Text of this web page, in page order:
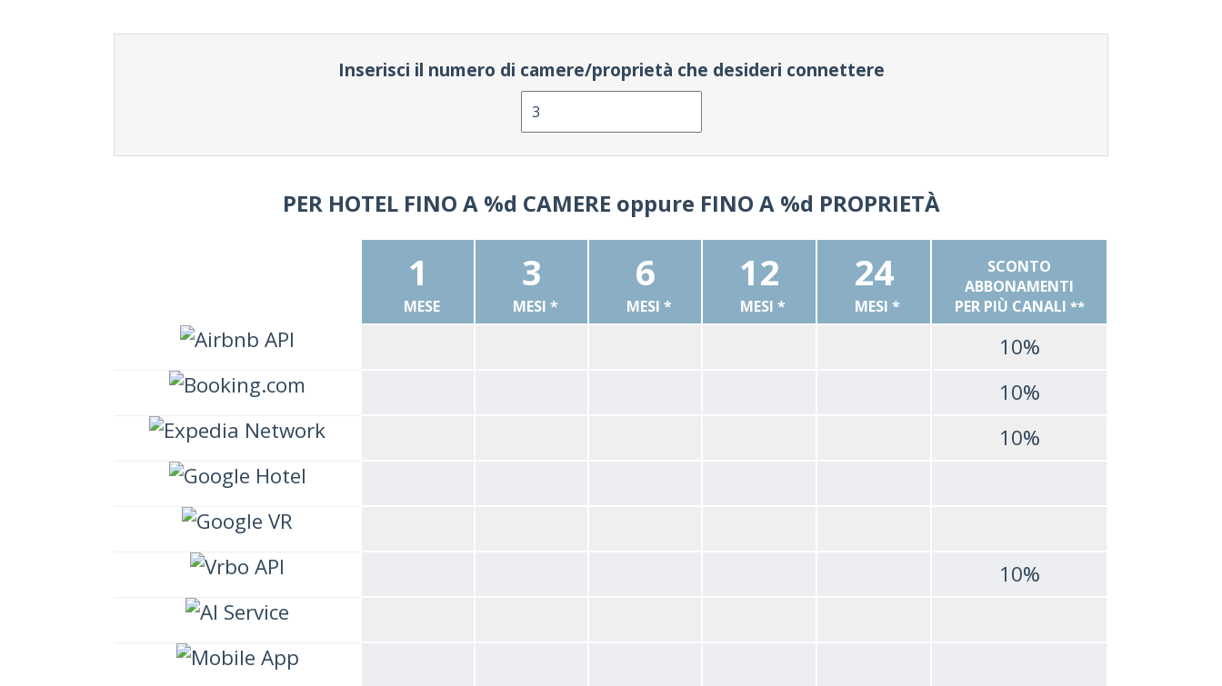
Inserisci il numero di camere/proprietà che desideri connettere
PER HOTEL FINO A %d CAMERE oppure FINO A %d PROPRIETÀ
1
MESE
3
MESI *
6
MESI *
12
MESI *
24
MESI *
SCONTO
ABBONAMENTI
PER PIÙ CANALI **
10%
10%
10%
10%